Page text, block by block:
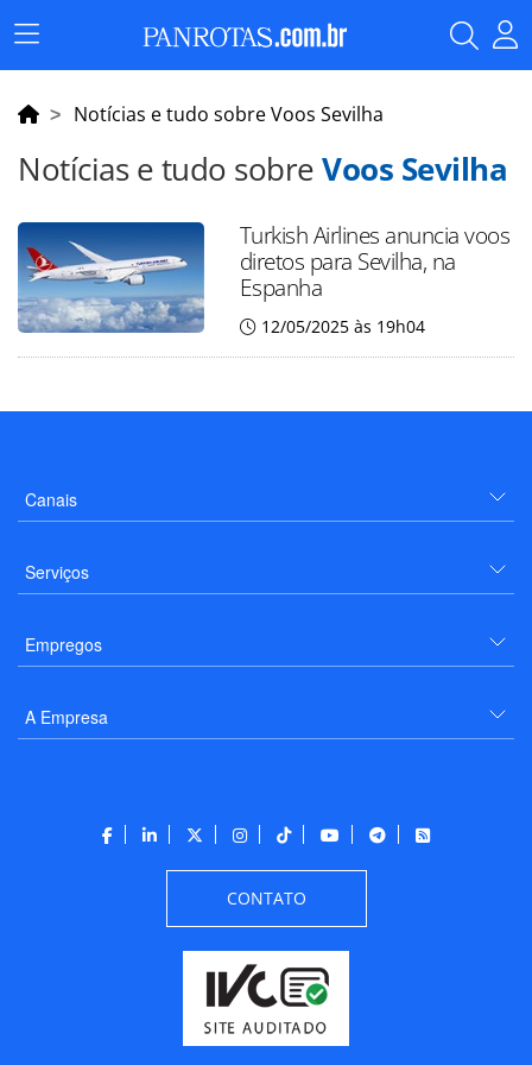
Menu
Principal
Notícias e tudo sobre Voos Sevilha
Notícias e tudo sobreVoos Sevilha
Turkish Airlines anuncia voos
diretos para Sevilha, na
Espanha
12/05/2025 às 19h04
Canais
Serviços
Empregos
A Empresa
CONTATO